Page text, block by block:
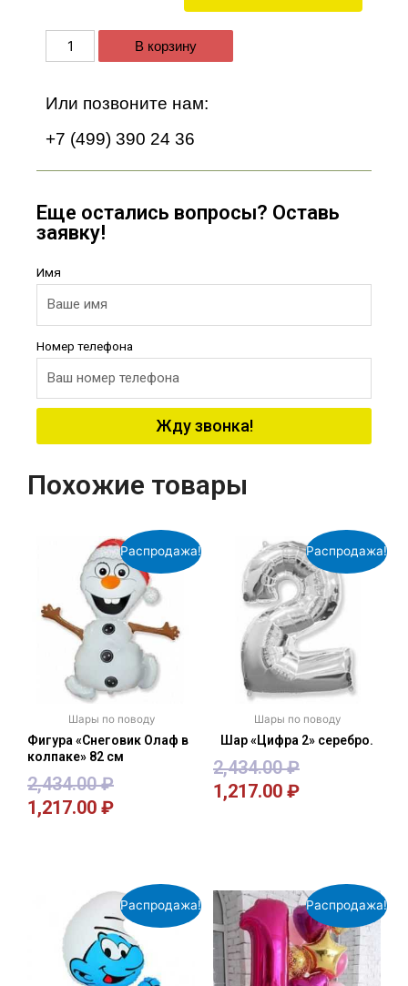
В корзину
Или позвоните нам:
+7 (499) 390 24 36
Еще остались вопросы? Оставь
заявку!
Имя
Номер телефона
Жду звонка!
Похожие товары
Распродажа!
Шары по поводу
Фигура «Снеговик Олаф в
колпаке» 82 см
2,434.00₽
1,217.00 ₽
Распродажа!
Шары по поводу
Шар «Цифра 2» серебро.
2,434.00₽
1,217.00 ₽
Распродажа! Распродажа!